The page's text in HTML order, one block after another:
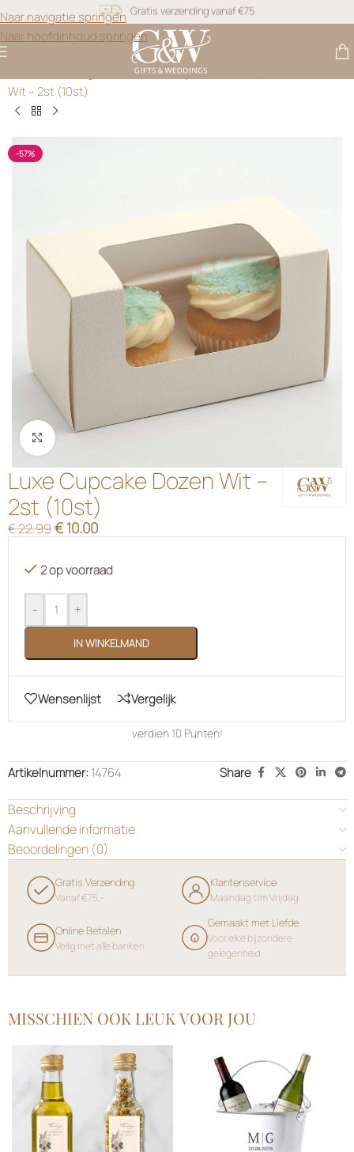
Naar navigatie springen
Naar hoofdinhoud springen
Snel geleverd
Gratis personalisatie
Cadeau Doosjes>
Wit – 2st (10st)
-57%
Klik om te vergroten
Luxe Cupcake Dozen Wit –
2st (10st)
€22.99€ 10.00
2 op voorraad
- +
IN WINKELMAND
Wensenlijst Vergelijk
verdien 10 Punten!
Artikelnummer:14764 Share
Beschrijving
Aanvullende informatie
Beoordelingen (0)
Gratis Verzending
Vanaf €75,-
Klantenservice
Maandag t/m Vrijdag
Online Betalen
Veilig met alle banken
Gemaakt met Liefde
Voor elke bijzondere
gelegenheid
MISSCHIEN OOK LEUK VOOR JOU